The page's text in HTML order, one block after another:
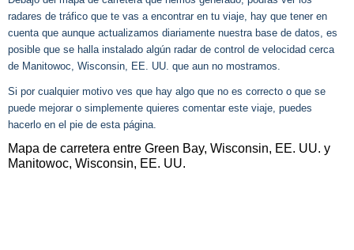
radares de tráfico que te vas a encontrar en tu viaje, hay que tener en
cuenta que aunque actualizamos diariamente nuestra base de datos, es
posible que se halla instalado algún radar de control de velocidad cerca
de Manitowoc, Wisconsin, EE. UU. que aun no mostramos.
Si por cualquier motivo ves que hay algo que no es correcto o que se
puede mejorar o simplemente quieres comentar este viaje, puedes
hacerlo en el pie de esta página.
Mapa de carretera entre Green Bay, Wisconsin, EE. UU. y
Manitowoc, Wisconsin, EE. UU.